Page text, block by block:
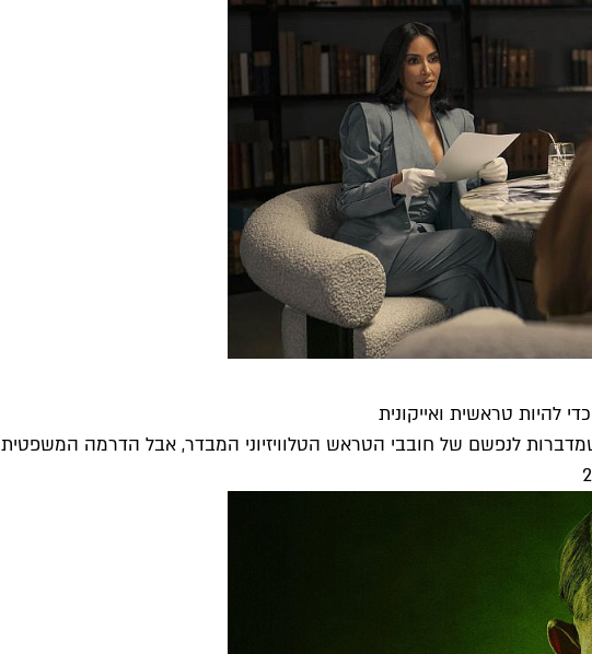
להיות טראשית ואייקונית
לנפשם של חובבי הטראש הטלוויזיוני המבדר, אבל הדרמה